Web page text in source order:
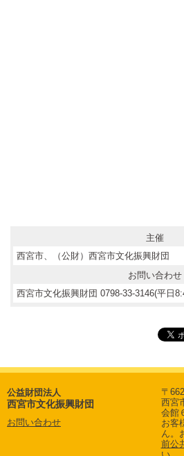
主催
西宮市、（公財）西宮市文化振興財団
お問い合わせ
西宮市文化振興財団 0798-33-3146(平日
公益財団法人
西宮市文化振興財団
お問い合わせ
〒
西宮
会館
お客
ん。
前公